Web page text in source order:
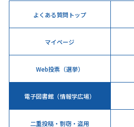
よくある質問トップ
マイページ
Web投票（選挙）
電子図書館（情報学広場）
二重投稿・剽窃・盗用